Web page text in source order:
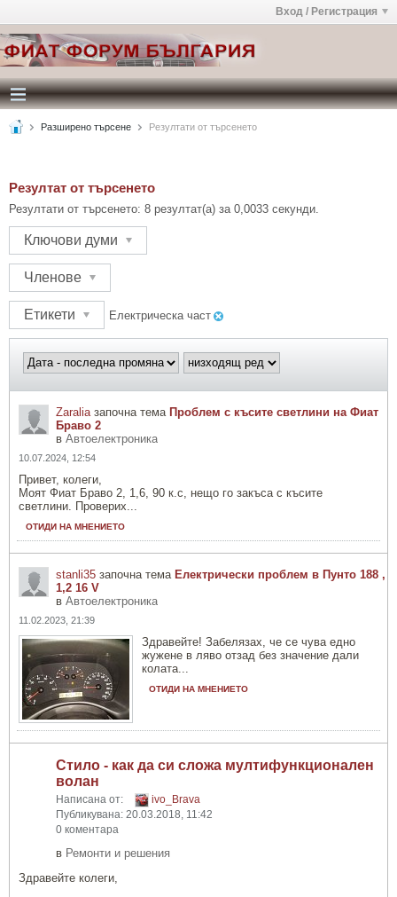
Вход / Регистрация
Разширено търсене Резултати от търсенето
Резултат от търсенето
Резултати от търсенето: 8 резултат(а) за 0,0033 секунди.
Ключови думи
Членове
Етикети Електрическа част
Zaraliaзапочна тема Проблем с късите светлини на Фиат
Браво 2
в Автоелектроника
10.07.2024, 12:54
Привет, колеги,
Моят Фиат Браво 2, 1,6, 90 к.с, нещо го закъса с късите
светлини. Проверих...
ОТИДИ НА МНЕНИЕТО
stanli35 започна тема Електрически проблем в Пунто 188 ,
1,2 16 V
в Автоелектроника
11.02.2023, 21:39
Здравейте! Забелязах, че се чува едно
жужене в ляво отзад без значение дали
колата...
ОТИДИ НА МНЕНИЕТО
Стило - как да си сложа мултифункционален
волан
Написана от:
ivo_Brava
Публикувана: 20.03.2018, 11:42
0 коментара
в Ремонти и решения
Здравейте колеги,